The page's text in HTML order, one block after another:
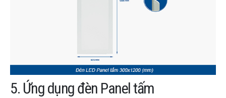
5. Ứng dụng đèn Panel tấm